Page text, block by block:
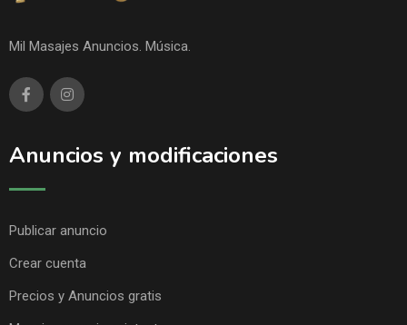
Mil Masajes Anuncios. Música.
Anuncios y modificaciones
Publicar anuncio
Crear cuenta
Precios y Anuncios gratis